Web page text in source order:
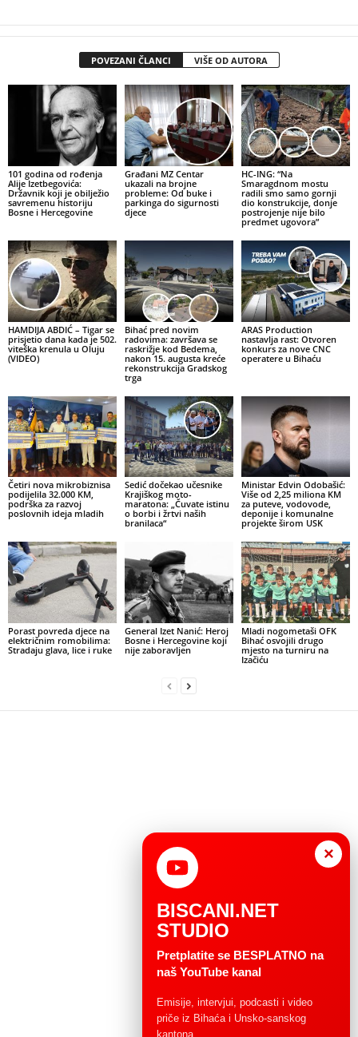
POVEZANI ČLANCI VIŠE OD AUTORA
101 godina od rođenja
Alije Izetbegovića:
Državnik koji je obilježio
savremenu historiju
Bosne i Hercegovine
Građani MZ Centar
ukazali na brojne
probleme: Od buke i
parkinga do sigurnosti
djece
HC-ING: “Na
Smaragdnom mostu
radili smo samo gornji
dio konstrukcije, donje
postrojenje nije bilo
predmet ugovora”
HAMDIJA ABDIĆ – Tigar se
prisjetio dana kada je 502.
viteška krenula u Oluju
(VIDEO)
Bihać pred novim
radovima: završava se
raskrižje kod Bedema,
nakon 15. augusta kreće
rekonstrukcija Gradskog
trga
ARAS Production
nastavlja rast: Otvoren
konkurs za nove CNC
operatere u Bihaću
Četiri nova mikrobiznisa
podijelila 32.000 KM,
podrška za razvoj
poslovnih ideja mladih
Sedić dočekao učesnike
Krajiškog moto-
maratona: „Čuvate istinu
o borbi i žrtvi naših
branilaca“
Ministar Edvin Odobašić:
Više od 2,25 miliona KM
za puteve, vodovode,
deponije i komunalne
projekte širom USK
Porast povreda djece na
električnim romobilima:
Stradaju glava, lice i ruke
General Izet Nanić: Heroj
Bosne i Hercegovine koji
nije zaboravljen
Mladi nogometaši OFK
Bihać osvojili drugo
mjesto na turniru na
Izačiću
×
BISCANI.NET
STUDIO
Pretplatite se BESPLATNO na
naš YouTube kanal
Emisije, intervjui, podcasti i video
priče iz Bihaća i Unsko-sanskog
kantona.